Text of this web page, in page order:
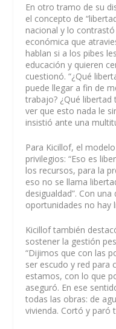
En otro tramo de su
el concepto de
nacional y lo
económica que
hablan si a los pibes
educación y quieren
cuestionó. “¿Qué
puede llegar a fin de
trabajo? ¿Qué libertad
ver que esto nada le
insistió ante una
Para Kicillof, el
privilegios: “Eso es
los recursos, para la
eso no se llama
desigualdad”. Con
oportunidades no hay
Kicillof también
sostener la gestión
“Dijimos que con las
ser escudo y red para
estamos, con lo que
aseguró. En ese
todas las obras: de
vivienda. Cortó y paró